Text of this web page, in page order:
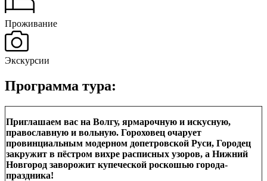
Проживание
Экскурсии
Программа тура:
Приглашаем вас на Волгу, ярмарочную и искусную,
православную и вольную. Гороховец очарует
провинциальным модерном допетровской Руси, Городец
закружит в пёстром вихре расписных узоров, а Нижний
Новгород заворожит купеческой роскошью города-
праздника!